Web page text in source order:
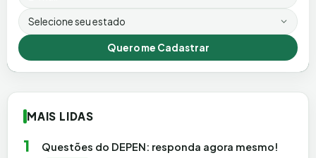
Estado
Quero me Cadastrar
MAIS LIDAS
1 Questões do DEPEN: responda agora mesmo!